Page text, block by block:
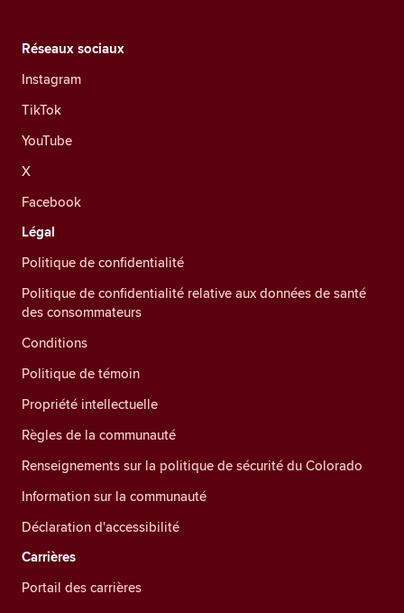
Réseaux sociaux
Instagram
TikTok
YouTube
X
Facebook
Légal
Politique de confidentialité
Politique de confidentialité relative aux données de santé
des consommateurs
Conditions
Politique de témoin
Propriété intellectuelle
Règles de la communauté
Renseignements sur la politique de sécurité du Colorado
Information sur la communauté
Déclaration d'accessibilité
Carrières
Portail des carrières